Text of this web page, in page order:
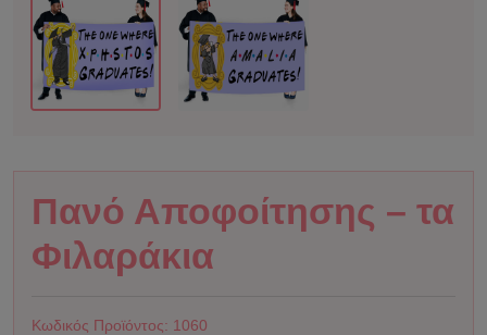
Πανό Αποφοίτησης – τα
Φιλαράκια
Κωδικός Προϊόντος: 1060